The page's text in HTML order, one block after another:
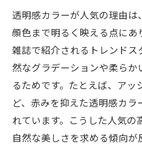
透明感カラーが人気の理由は
顔色まで明るく映える点にあ
雑誌で紹介されるトレンドス
然なグラデーションや柔らか
るためです。たとえば、アッ
ど、赤みを抑えた透明感カラ
れています。こうした人気の
自然な美しさを求める傾向が